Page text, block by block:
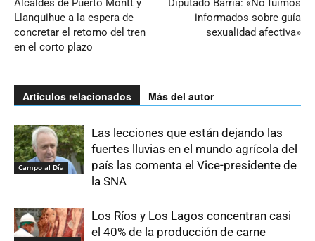
Alcaldes de Puerto Montt y
Llanquihue a la espera de
concretar el retorno del tren
en el corto plazo
Diputado Barría: «No fuimos
informados sobre guía
sexualidad afectiva»
Artículos relacionados Más del autor
Campo al Día
Las lecciones que están dejando las
fuertes lluvias en el mundo agrícola del
país las comenta el Vice-presidente de
la SNA
Los Ríos y Los Lagos concentran casi
el 40% de la producción de carne